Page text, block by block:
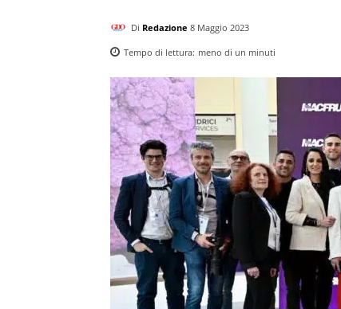
Di Redazione 8 Maggio 2023
Tempo di lettura: meno di un minuti